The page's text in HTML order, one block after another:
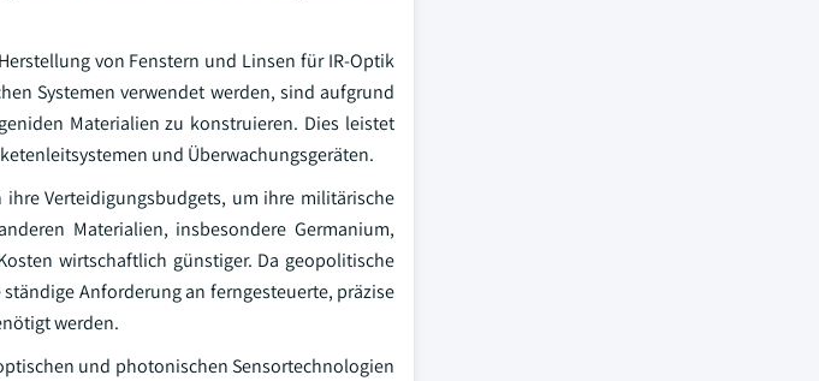
von Fenstern und Linsen für IR-Optik
Systemen verwendet werden, sind aufgrund
Materialien zu konstruieren. Dies leistet
und Überwachungsgeräten.
Verteidigungsbudgets, um ihre militärische
Materialien, insbesondere Germanium,
wirtschaftlich günstiger. Da geopolitische
Anforderung an ferngesteuerte, präzise
werden.
und photonischen Sensortechnologien